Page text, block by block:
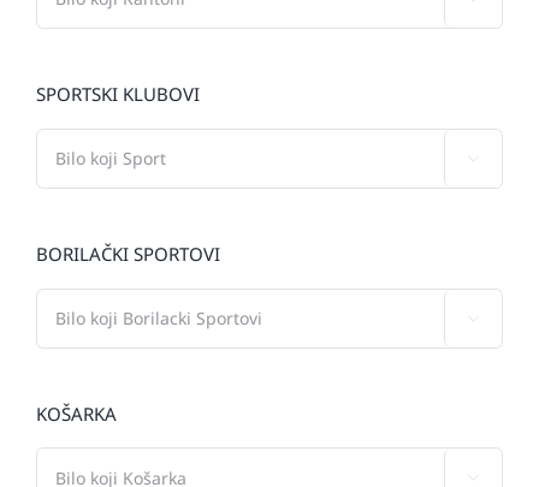
SPORTSKI KLUBOVI
BORILAČKI SPORTOVI
KOŠARKA